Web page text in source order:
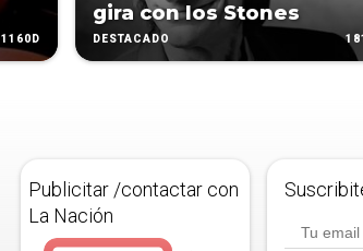
1160D
gira con los Stones
DESTACADO
Publicitar /contactar con
La Nación